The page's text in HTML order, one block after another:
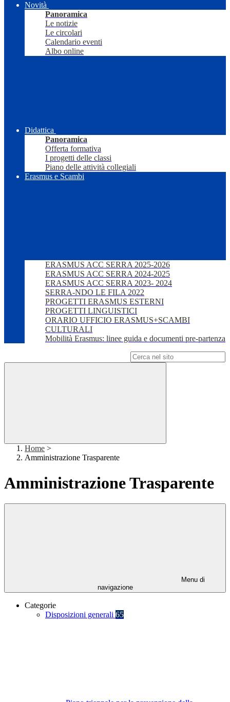
Novità
Panoramica
Le notizie
Le circolari
Calendario eventi
Albo online
Didattica
Panoramica
Offerta formativa
I progetti delle classi
Piano delle attività collegiali
Erasmus e Scambi
ERASMUS ACC SERRA 2025-2026
ERASMUS ACC SERRA 2024-2025
ERASMUS ACC SERRA 2023- 2024
SERRA-NDO LE FILA 2022
PROGETTI ERASMUS ESTERNI
PROGETTI LINGUISTICI
ORARIO UFFICIO ERASMUS+SCAMBI
CULTURALI
Mobilità Erasmus: linee guida e documenti pre-partenza
Home >
Amministrazione Trasparente
Amministrazione Trasparente
Menu di
navigazione
Categorie
Disposizioni generali 65